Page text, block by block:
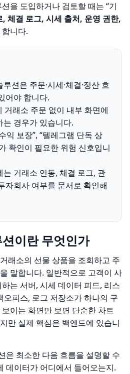
을 도입하거나 검토할 때는 “기
, 체결 로그, 시세 출처, 운영 권한,
니다.
션은 주문·시세·체결·정산 흐
어야 합니다.
거래소 주문 없이 내부 화면에
는 경우가 있습니다.
익 보장”, “텔레그램 단독 상
확인이 필요한 위험 신호입니
는 거래소 연동, 체결 로그, 관
자회사 여부를 문서로 확인해
이란 무엇인가
래소의 선물 상품을 조회하고 주
말합니다. 일반적으로 고객이 사
는 서버, 시세 데이터 피드, 리스
오피스, 로그 저장소가 하나의 구
이는 화면만 보면 단순한 차트
만 실제 핵심은 백엔드에 있습니
은 최소한 다음 흐름을 설명할 수
데이터가 어디에서 들어오는지.